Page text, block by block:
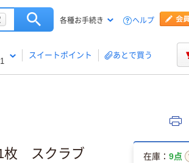
各種お手続き ヘルプ
スイートポイント あとで買う
枚 スクラブ 在庫： 9点